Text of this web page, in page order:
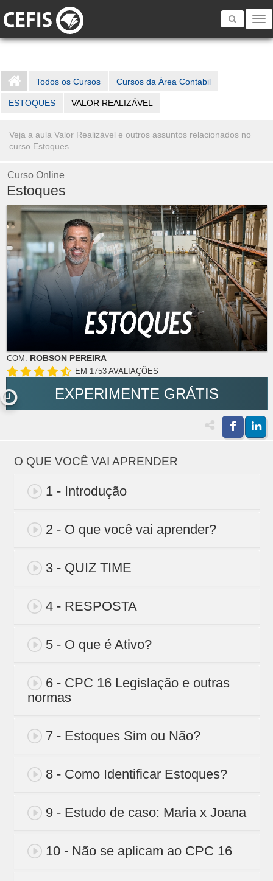
Toggle
Todos os Cursos Cursos da Área Contabil
ESTOQUES VALOR REALIZÁVEL
Veja a aula Valor Realizável e outros assuntos relacionados no
curso Estoques
Curso Online
Estoques
COM: ROBSON PEREIRA
EM 1753 AVALIAÇÕES
EXPERIMENTE GRÁTIS
O QUE VOCÊ VAI APRENDER
1 - Introdução
2 - O que você vai aprender?
3 - QUIZ TIME
4 - RESPOSTA
5 - O que é Ativo?
6 - CPC 16 Legislação e outras
normas
7 - Estoques Sim ou Não?
8 - Como Identificar Estoques?
9 - Estudo de caso: Maria x Joana
10 - Não se aplicam ao CPC 16